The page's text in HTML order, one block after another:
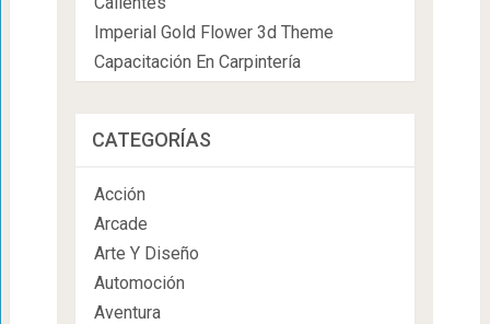
Imperial Gold Flower 3d Theme
Capacitación En Carpintería
CATEGORÍAS
Acción
Arcade
Arte Y Diseño
Automoción
Aventura